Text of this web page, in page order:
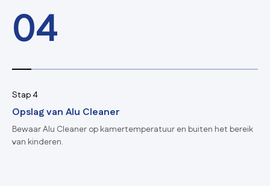
04
Stap 4
Opslag van Alu Cleaner
Bewaar Alu Cleaner op kamertemperatuur en buiten het bereik
van kinderen.